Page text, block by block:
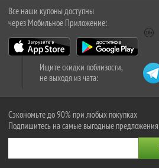
Все наши купоны доступны
через Мобильное Приложение:
Ищите скидки поблизости,
не выходя из чата:
Сэкономьте до 90% при любых покупках
Подпишитесь на самые выгодные предложения